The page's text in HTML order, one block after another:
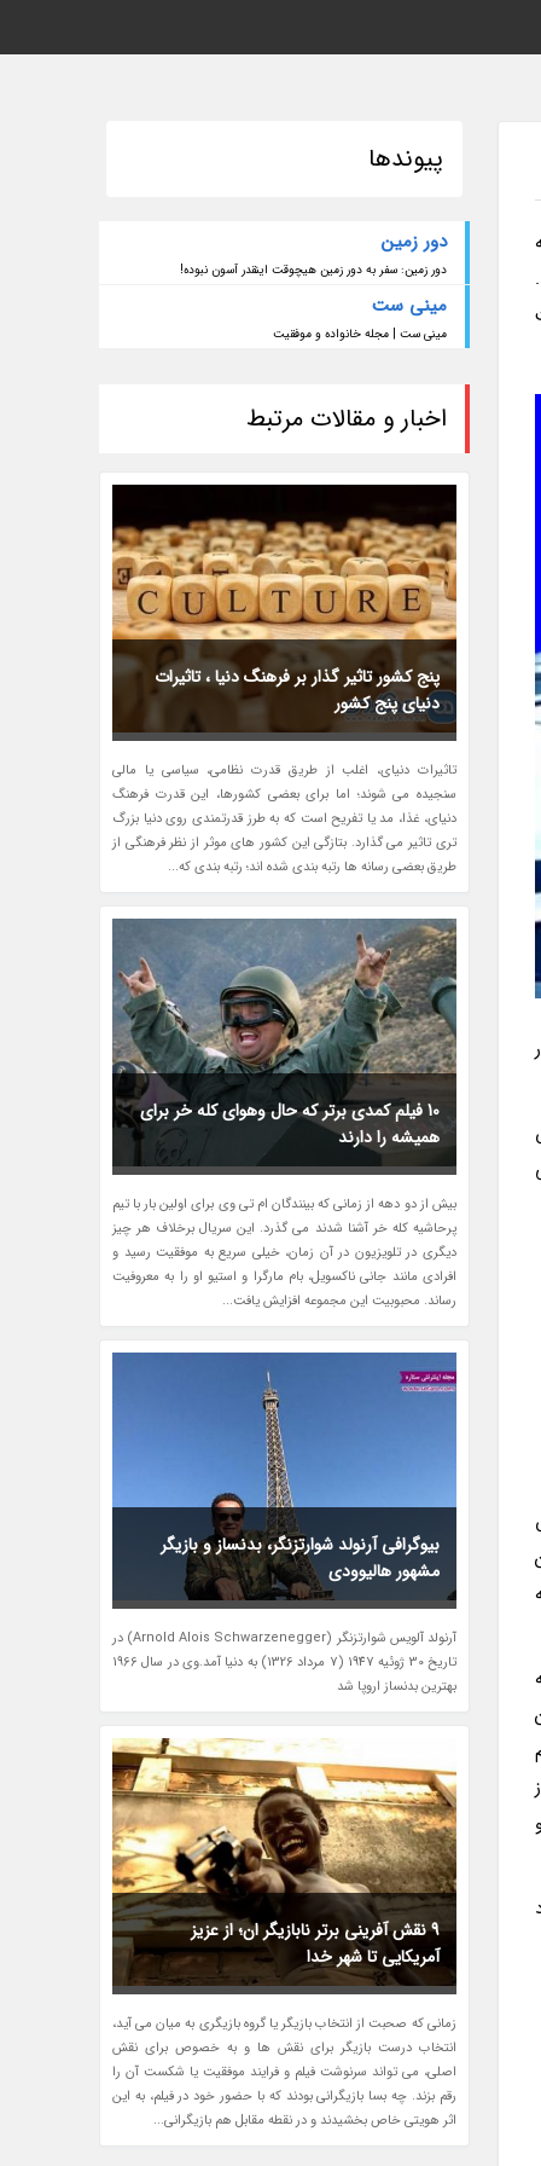
پیوندها
دور زمین
دور زمین: سفر به دور زمین هیچوقت اینقدر آسون نبوده!
مینی ست
مینی ست | مجله خانواده و موفقیت
اخبار و مقالات مرتبط
پنج کشور تاثیر گذار بر فرهنگ دنیا ، تاثیرات
دنیای پنج کشور
تاثیرات دنیای، اغلب از طریق قدرت نظامی، سیاسی یا مالی
سنجیده می شوند؛ اما برای بعضی کشورها، این قدرت فرهنگ
دنیای، غذا، مد یا تفریح است که به طرز قدرتمندی روی دنیا بزرگ
تری تاثیر می گذارد. بتازگی این کشور های موثر از نظر فرهنگی از
طریق بعضی رسانه ها رتبه بندی شده اند؛ رتبه بندی که...
10 فیلم کمدی برتر که حال وهوای کله خر برای
همیشه را دارند
بیش از دو دهه از زمانی که بینندگان ام تی وی برای اولین بار با تیم
پرحاشیه کله خر آشنا شدند می گذرد. این سریال برخلاف هر چیز
دیگری در تلویزیون در آن زمان، خیلی سریع به موفقیت رسید و
افرادی مانند جانی ناکسویل، بام مارگرا و استیو او را به معروفیت
رساند. محبوبیت این مجموعه افزایش یافت...
بیوگرافی آرنولد شوارتزنگر، بدنساز و بازیگر
مشهور هالیوودی
آرنولد آلویس شوارتزنگر (Arnold Alois Schwarzenegger) در
تاریخ 30 ژوئیه 1947 (7 مرداد 1326) به دنیا آمد.وی در سال 1966
بهترین بدنساز اروپا شد
9 نقش آفرینی برتر نابازیگر ان؛ از عزیز
آمریکایی تا شهر خدا
زمانی که صحبت از انتخاب بازیگر یا گروه بازیگری به میان می آید،
انتخاب درست بازیگر برای نقش ها و به خصوص برای نقش
اصلی، می تواند سرنوشت فیلم و فرایند موفقیت یا شکست آن را
رقم بزند. چه بسا بازیگرانی بودند که با حضور خود در فیلم، به این
اثر هویتی خاص بخشیدند و در نقطه مقابل هم بازیگرانی...